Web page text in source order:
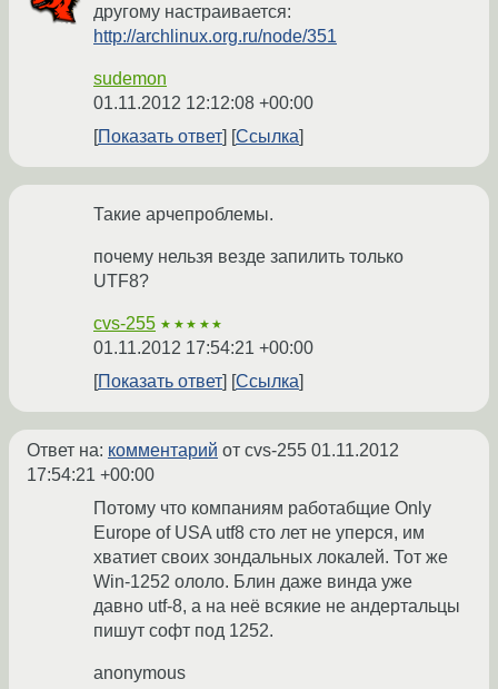
другому настраивается:
http://archlinux.org.ru/node/351
sudemon
01.11.2012 12:12:08 +00:00
Показать ответ
Ссылка
Такие арчепроблемы.
почему нельзя везде запилить только
UTF8?
cvs-255 ★★★★★
01.11.2012 17:54:21 +00:00
Показать ответ
Ссылка
Ответ на: комментарий от cvs-255 01.11.2012
17:54:21 +00:00
Потому что компаниям работабщие Only
Europe of USA utf8 сто лет не уперся, им
хватиет своих зондальных локалей. Тот же
Win-1252 ололо. Блин даже винда уже
давно utf-8, а на неё всякие не андертальцы
пишут софт под 1252.
anonymous